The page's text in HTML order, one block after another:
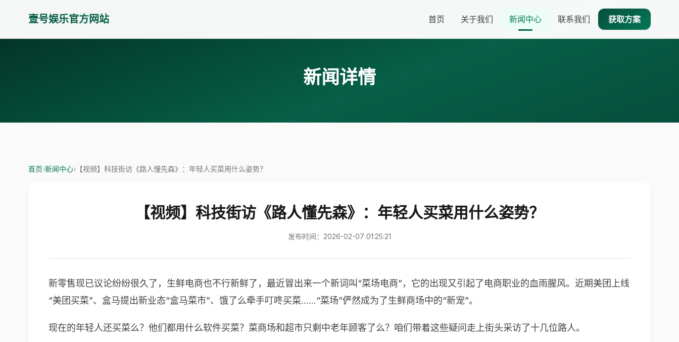
壹号娱乐官方网站 首页 关于我们 新闻中心 联系我们 获取方案
新闻详情
首页›新闻中心› 【视频】科技街访《路人懂先森》：年轻人买菜用什么姿势？
【视频】科技街访《路人懂先森》：年轻人买菜用什么姿势？
发布时间：2026-02-07 01:25:21
新零售现已议论纷纷很久了，生鲜电商也不行新鲜了，最近冒出来一个新词叫“菜场电商”，它的出现又引起了电商职业的血雨腥风。近期美团上线
“美团买菜”、盒马提出新业态“盒马菜市”、饿了么牵手叮咚买菜……“菜场”俨然成为了生鲜商场中的“新宠”。
现在的年轻人还买菜么？他们都用什么软件买菜？菜商场和超市只剩中老年顾客了么？咱们带着这些疑问走上街头采访了十几位路人。